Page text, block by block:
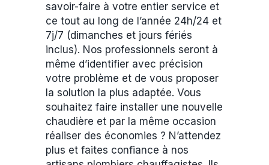
savoir-faire à votre entier service et
ce tout au long de l’année 24h/24 et
7j/7 (dimanches et jours fériés
inclus). Nos professionnels seront à
même d’identifier avec précision
votre problème et de vous proposer
la solution la plus adaptée. Vous
souhaitez faire installer une nouvelle
chaudière et par la même occasion
réaliser des économies ? N’attendez
plus et faites confiance à nos